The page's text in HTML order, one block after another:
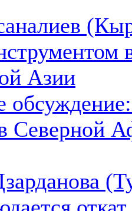
Азии
Северной